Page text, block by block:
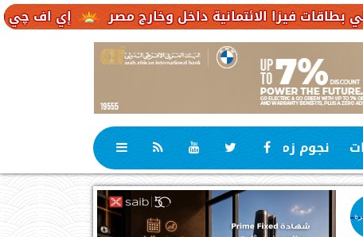
إي اف چي فاينانس تستعرض داخل وخارج مصر
نجوم زمان رياضة